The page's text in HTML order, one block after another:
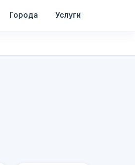
Города Услуги